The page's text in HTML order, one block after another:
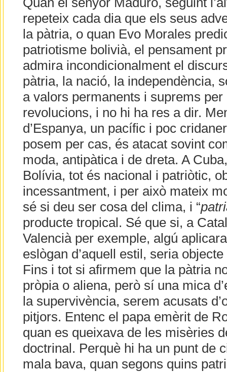
repeteix cada dia que els seus
la pàtria, o quan Evo Morales
patriotisme bolivià, el pensament
admira incondicionalment el
pàtria, la nació, la independència,
a valors permanents i suprems
revolucions, i no hi ha res a dir.
d’Espanya, un pacífic i poc
posem per cas, és atacat sovint
moda, antipàtica i de dreta. A
Bolívia, tot és nacional i patriòtic,
incessantment, i per això mateix
sé si deu ser cosa del clima, i “
producte tropical. Sé que si, a
Valencià per exemple, algú
eslògan d’aquell estil, seria
Fins i tot si afirmem que la pàtria
pròpia o aliena, però sí una mica
la supervivència, serem acusats
pitjors. Entenc el papa emèrit de
quan es queixava de les misèries
doctrinal. Perquè hi ha un punt de
mala bava, quan segons quins